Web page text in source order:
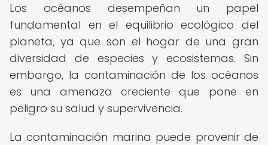
Los océanos desempeñan un papel
fundamental en el equilibrio ecológico del
planeta, ya que son el hogar de una gran
diversidad de especies y ecosistemas. Sin
embargo, la contaminación de los océanos
es una amenaza creciente que pone en
peligro su salud y supervivencia.
La contaminación marina puede provenir de